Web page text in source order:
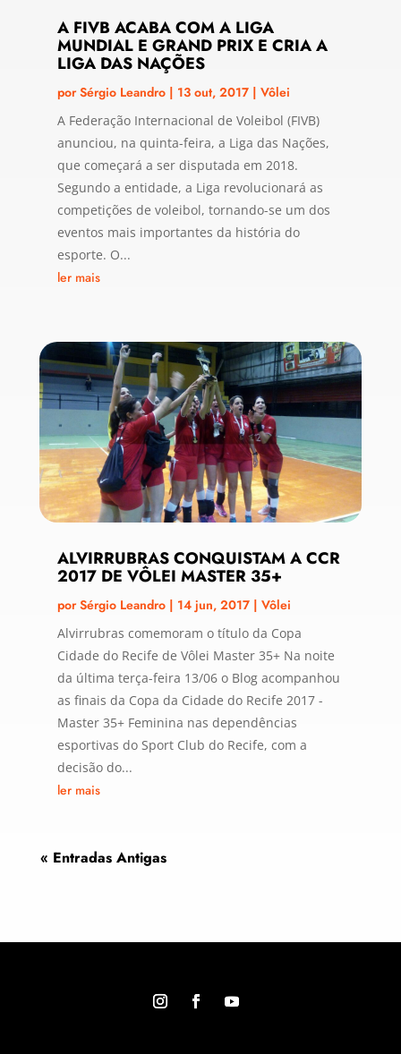
A FIVB ACABA COM A LIGA
MUNDIAL E GRAND PRIX E CRIA A
LIGA DAS NAÇÕES
porSérgio Leandro| 13 out, 2017| Vôlei
A Federação Internacional de Voleibol (FIVB)
anunciou, na quinta-feira, a Liga das Nações,
que começará a ser disputada em 2018.
Segundo a entidade, a Liga revolucionará as
competições de voleibol, tornando-se um dos
eventos mais importantes da história do
esporte. O...
ler mais
ALVIRRUBRAS CONQUISTAM A CCR
2017 DE VÔLEI MASTER 35+
porSérgio Leandro| 14 jun, 2017| Vôlei
Alvirrubras comemoram o título da Copa
Cidade do Recife de Vôlei Master 35+ Na noite
da última terça-feira 13/06 o Blog acompanhou
as finais da Copa da Cidade do Recife 2017 -
Master 35+ Feminina nas dependências
esportivas do Sport Club do Recife, com a
decisão do...
ler mais
« Entradas Antigas